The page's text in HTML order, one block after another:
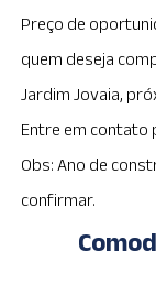
Preço de
quem deseja
Jardim Jovaia,
Entre em contato
Obs: Ano de
confirmar.